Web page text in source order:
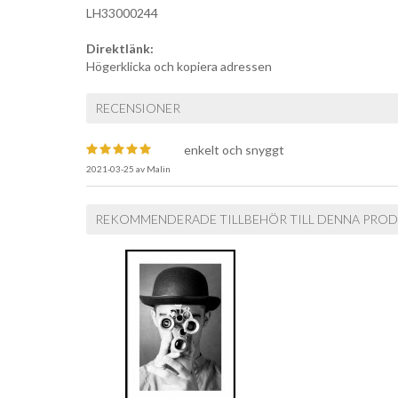
LH33000244
Direktlänk:
Högerklicka och kopiera adressen
RECENSIONER
2021-03-25 av Malin
enkelt och snyggt
REKOMMENDERADE TILLBEHÖR TILL DENNA